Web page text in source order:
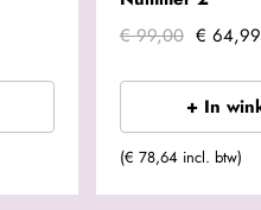
€ 99,00 € 64,99
+ In
(€ 78,64 incl. btw)